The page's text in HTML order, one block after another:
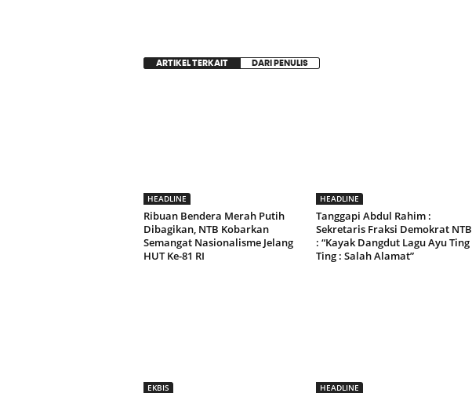
ARTIKEL TERKAIT DARI PENULIS
HEADLINE
Ribuan Bendera Merah Putih
Dibagikan, NTB Kobarkan
Semangat Nasionalisme Jelang
HUT Ke-81 RI
HEADLINE
Tanggapi Abdul Rahim :
Sekretaris Fraksi Demokrat NTB
: “Kayak Dangdut Lagu Ayu Ting
Ting : Salah Alamat”
EKBIS HEADLINE